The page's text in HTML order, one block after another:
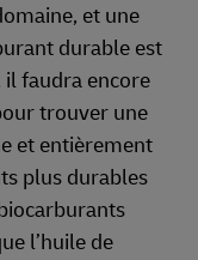
et une
durable est
faudra encore
trouver une
et entièrement
plus durables
l’huile de